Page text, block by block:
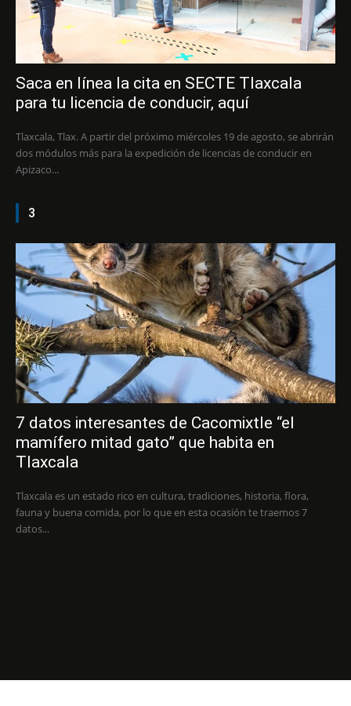
Saca en línea la cita en SECTE Tlaxcala
para tu licencia de conducir, aquí
Tlaxcala, Tlax. A partir del próximo miércoles 19 de agosto, se abrirán
dos módulos más para la expedición de licencias de conducir en
Apizaco...
3
7 datos interesantes de Cacomixtle “el
mamífero mitad gato” que habita en
Tlaxcala
Tlaxcala es un estado rico en cultura, tradiciones, historia, flora,
fauna y buena comida, por lo que en esta ocasión te traemos 7
datos...